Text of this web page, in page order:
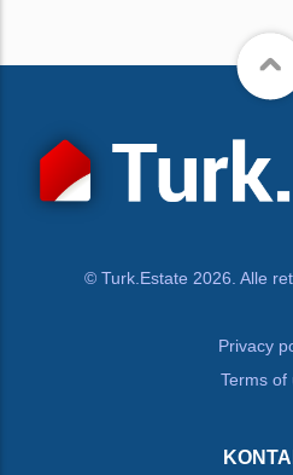
© Turk.Estate 2026. Alle
Privacy
Terms of